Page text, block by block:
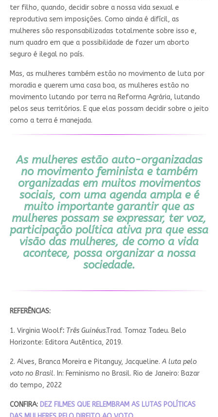
ter filho, quando, decidir sobre a nossa vida sexual e
reprodutiva sem imposições. Como ainda é difícil, as
mulheres são responsabilizadas totalmente sobre isso e,
num quadro em que a possibilidade de fazer um aborto
seguro é ilegal no país.
Mas, as mulheres também estão no movimento de luta por
moradia e querem uma casa boa, as mulheres estão no
movimento lutando por terra na Reforma Agrária, lutando
pelos seus territórios. E que elas possam decidir sobre o jeito
como a terra é manejada.
As mulheres estão auto-organizadas
no movimento feminista e também
organizadas em muitos movimentos
sociais, com uma agenda ampla e é
muito importante garantir que as
mulheres possam se expressar, ter voz,
participação política ativa pra que essa
visão das mulheres, de como a vida
acontece, possa organizar a nossa
sociedade.
REFERÊNCIAS:
1. Virginia Woolf: Três Guinéus.Trad. Tomaz Tadeu. Belo
Horizonte: Editora Autêntica, 2019.
2. Alves, Branca Moreira e Pitanguy, Jacqueline.A luta pelo
voto no Brasil. In: Feminismo no Brasil. Rio de Janeiro: Bazar
do tempo, 2022
CONFIRA: DEZ FILMES QUE RELEMBRAM AS LUTAS POLÍTICAS